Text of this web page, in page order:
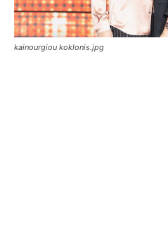
kainourgiou koklonis.jpg